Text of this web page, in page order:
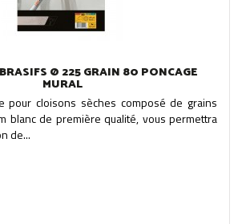
Ø 225 GRAIN 80 PONCAGE
MURAL
pour cloisons sèches composé de grains
blanc de première qualité, vous permettra
de...